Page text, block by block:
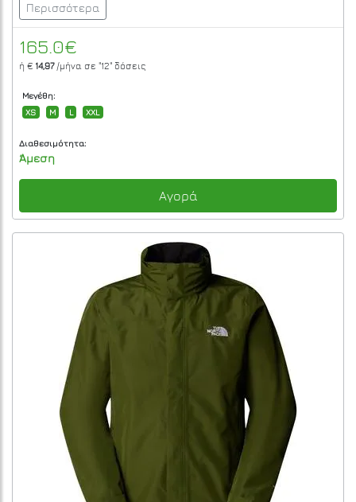
Περισσότερα
165.0€
ή € 14,97/μήνα σε "12" δόσεις
Μεγέθη:
XS
M L XXL
Διαθεσιμότητα:
Άμεση
Αγορά